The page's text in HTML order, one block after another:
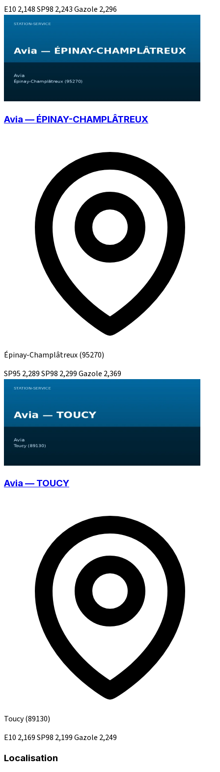
E10 2,148SP98 2,243Gazole 2,296
Avia — ÉPINAY-CHAMPLÂTREUX
Épinay-Champlâtreux(95270)
SP95 2,289SP98 2,299Gazole 2,369
Avia — TOUCY
Toucy(89130)
E10 2,169SP98 2,199Gazole 2,249
Localisation